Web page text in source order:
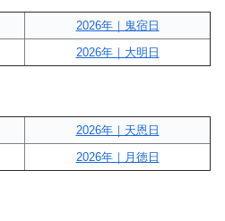
2026年｜鬼宿日
2026年｜大明日
2026年｜天恩日
2026年｜月徳日